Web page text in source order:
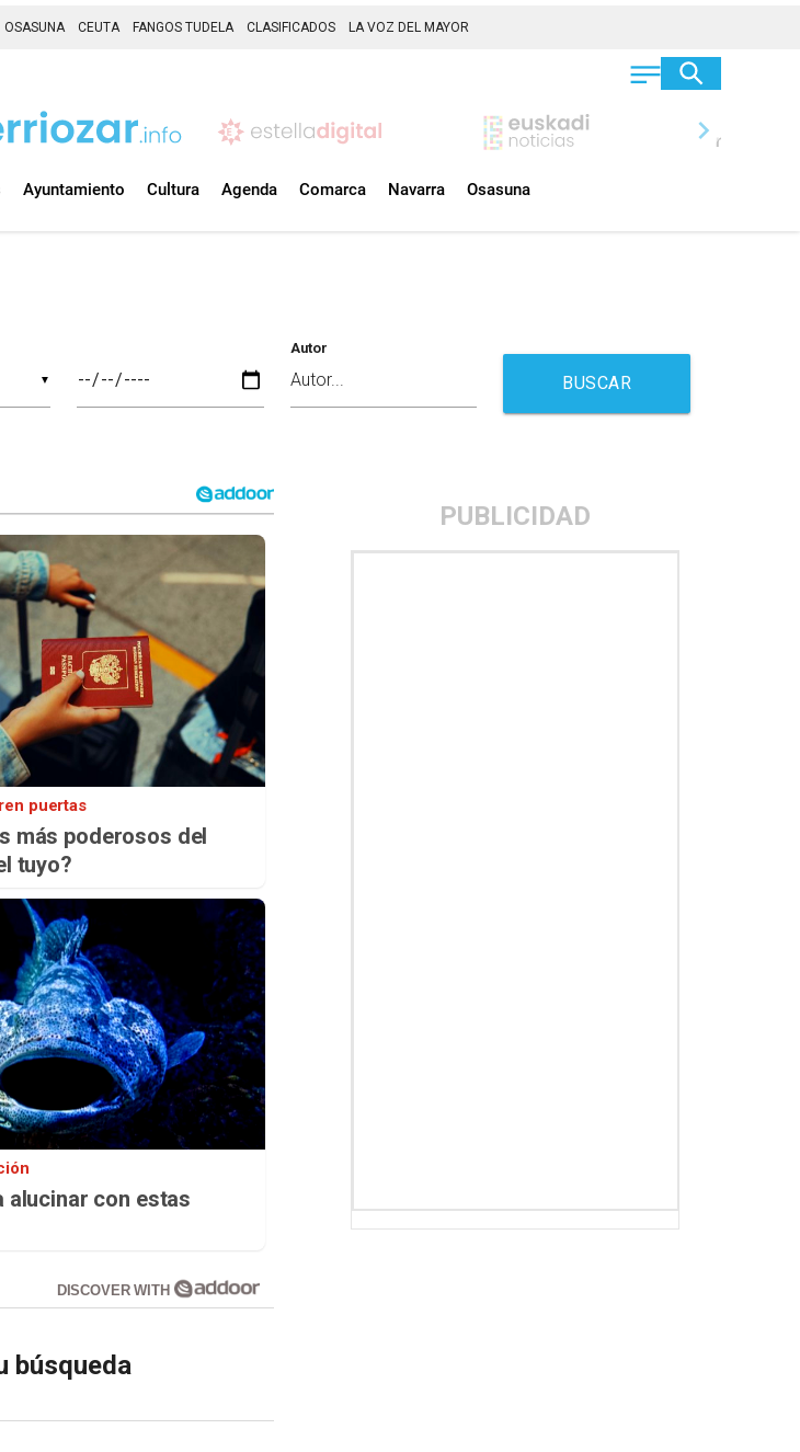
OSASUNA CEUTA FANGOS TUDELA CLASIFICADOS LA VOZ DEL MAYOR
chevron_right
Ayuntamiento Cultura Agenda Comarca Navarra Osasuna
▼
Autor
BUSCAR
puertas
más poderosos del
tuyo?
alucinar con estas
DISCOVER WITH
búsqueda
PUBLICIDAD